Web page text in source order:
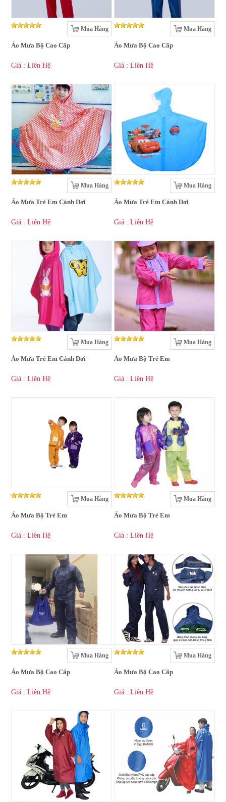
Mua Hàng
Áo Mưa Bộ Cao Cấp
Giá : Liên Hệ
Mua Hàng
Áo Mưa Bộ Cao Cấp
Giá : Liên Hệ
Mua Hàng
Áo Mưa Trẻ Em Cánh Dơi
Giá : Liên Hệ
Mua Hàng
Áo Mưa Trẻ Em Cánh Dơi
Giá : Liên Hệ
Mua Hàng
Áo Mưa Trẻ Em Cánh Dơi
Giá : Liên Hệ
Mua Hàng
Áo Mưa Bộ Trẻ Em
Giá : Liên Hệ
Mua Hàng
Áo Mưa Bộ Trẻ Em
Giá : Liên Hệ
Mua Hàng
Áo Mưa Bộ Trẻ Em
Giá : Liên Hệ
Mua Hàng
Áo Mưa Bộ Cao Cấp
Giá : Liên Hệ
Mua Hàng
Áo Mưa Bộ Cao Cấp
Giá : Liên Hệ